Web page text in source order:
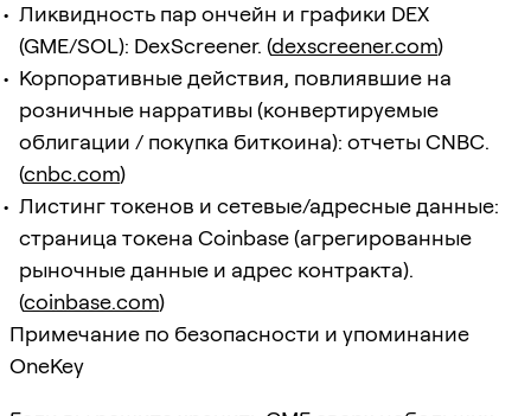
Ликвидность пар ончейн и графики DEX
(GME/SOL): DexScreener. (dexscreener.com)
Корпоративные действия, повлиявшие на
розничные нарративы (конвертируемые
облигации / покупка биткоина): отчеты CNBC.
(cnbc.com)
Листинг токенов и сетевые/адресные данные:
страница токена Coinbase (агрегированные
рыночные данные и адрес контракта).
(coinbase.com)
Примечание по безопасности и упоминание
OneKey